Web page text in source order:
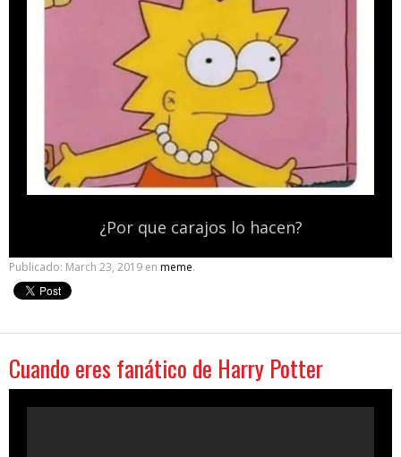
¿Por que carajos lo hacen?
Publicado: March 23, 2019 en meme.
Cuando eres fanático de Harry Potter